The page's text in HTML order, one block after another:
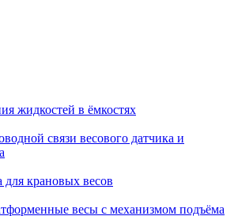
жидкостей в ёмкостях
связи весового датчика и
крановых весов
весы с механизмом подъёма